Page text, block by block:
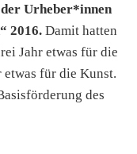
Urheber*innen
2016. Damit hatten
Jahr etwas für die
für die Kunst.
des